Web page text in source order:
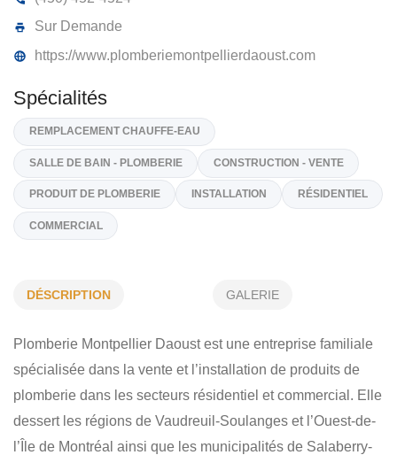
PLOMBERIE MONTPELLIER-DAOUST
780, St-Féréol, Les Cèdres
(450) 452-4524
Sur Demande
https://www.plomberiemontpellierdaoust.com
Spécialités
PRODUIT DE PLOMBERIE INSTALLATION
DÉSCRIPTION GALERIE
Plomberie Montpellier Daoust est une entreprise familiale
spécialisée dans la vente et l’installation de produits de
plomberie dans les secteurs résidentiel et commercial. Elle
dessert les régions de Vaudreuil-Soulanges et l’Ouest-de-
l’Île de Montréal ainsi que les municipalités de Salaberry-